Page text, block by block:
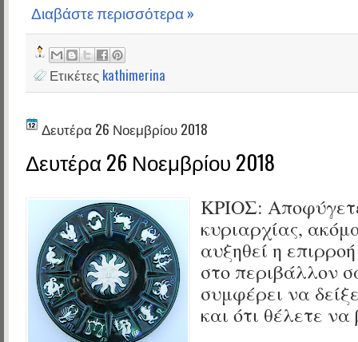
Διαβάστε περισσότερα »
Ετικέτες kathimerina
Δευτέρα 26 Νοεμβρίου 2018
Δευτέρα 26 Νοεμβρίου 2018
ΚΡΙΟΣ:
κυριαρχίας,
αυξηθεί η
στο περιβάλλον
συμφέρει να
και ότι θέλετε να